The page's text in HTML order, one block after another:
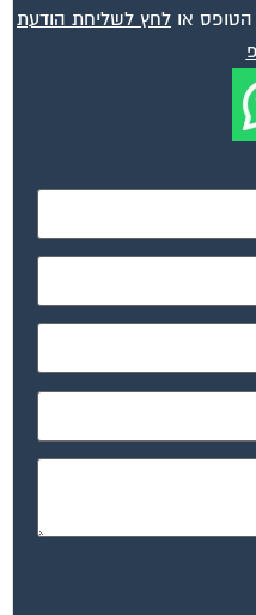
הטופס או לחץ לשליחת הודעת